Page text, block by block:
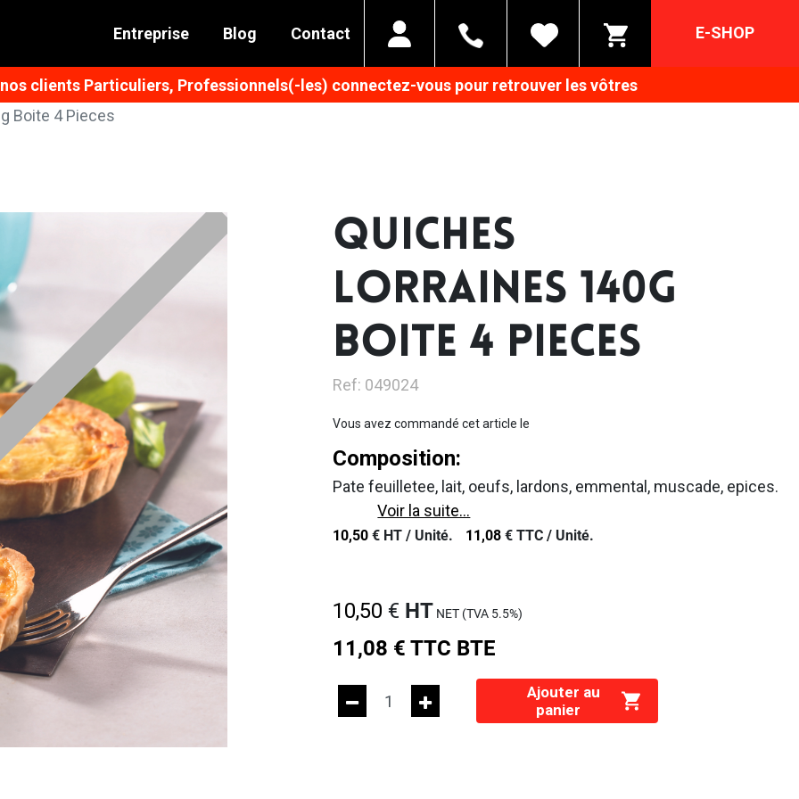
Entreprise Blog Contact E-SHOP
clients Particuliers, Professionnels(-les) connectez-vous pour retrouver les vôtres
Boite 4 Pieces
QUICHES
LORRAINES 140G
BOITE 4 PIECES
Ref: 049024
Vous avez commandé cet article le
Composition:
Pate feuilletee, lait, oeufs, lardons, emmental, muscade, epices.
Voir la suite...
10,50 € HT / Unité. 11,08 € TTC / Unité.
10,50 € HT NET (TVA 5.5%)
11,08 € TTC BTE
Ajouter au
panier